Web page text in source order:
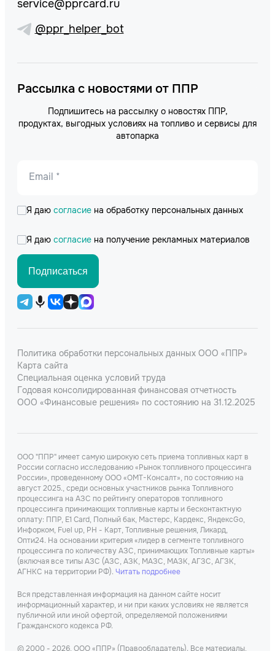
service@pprcard.ru
@ppr_helper_bot
Рассылка с новостями от ППР
Подпишитесь на рассылку о новостях ППР,
продуктах, выгодных условиях на топливо и сервисы для
автопарка
Email *
Я даю согласие на обработку персональных данных
Я даю согласие на получение рекламных материалов
Подписаться
Политика обработки персональных данных ООО «ППР»
Карта сайта
Специальная оценка условий труда
Годовая консолидированная финансовая отчетность
ООО «Финансовые решения» по состоянию на 31.12.2025
ООО "ППР" имеет самую широкую сеть приема топливных карт в
России согласно исследованию «Рынок топливного процессинга
России», проведенному ООО «ОМТ-Консалт», по состоянию на
август 2025., среди основных участников рынка Топливного
процессинга на АЗС по рейтингу операторов топливного
процессинга принимающих топливные карты и бесконтактную
оплату: ППР, Е1 Card, Полный бак, Мастерс, Кардекс, ЯндексGo,
Инфорком, Fuel up, РН - Карт, Топливные решения, Ликард,
Опти24. На основании критерия «лидер в сегменте топливного
процессинга по количеству АЗС, принимающих Топливные карты»
(включая все типы АЗС (АЗС, АЗК, МАЗС, МАЗК, АГЗС, АГЗК,
АГНКС на территории РФ). Читать подробнее
Вся представленная информация на данном сайте носит
информационный характер, и ни при каких условиях не является
публичной или иной офертой, определяемой положениями
Гражданского кодекса РФ.
© 2000 - 2026, ООО «ППР» (Правообладатель). Все материалы,